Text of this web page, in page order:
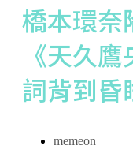
橋本環奈
《天久
詞背到昏
memeon